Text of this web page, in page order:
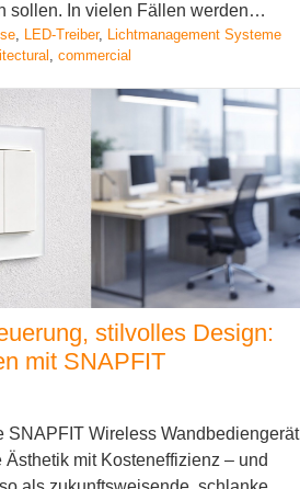
sollen. In vielen Fällen werden…
, LED-Treiber, Lichtmanagement Systeme
, commercial
stilvolles Design:
mit SNAPFIT
SNAPFIT Wireless Wandbediengerät
Ästhetik mit Kosteneffizienz – und